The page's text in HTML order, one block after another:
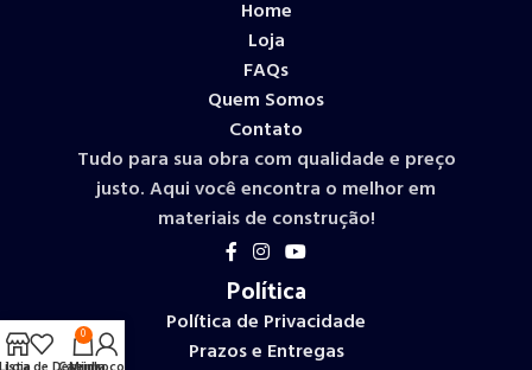
Home
Loja
FAQs
Quem Somos
Contato
Tudo para sua obra com qualidade e preço
justo. Aqui você encontra o melhor em
materiais de construção!
Política
Política de Privacidade
Prazos e Entregas
0